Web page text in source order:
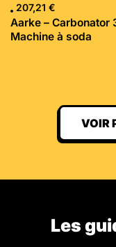
207,21 €
Aarke – Carbonator
Machine à soda
VOIR
Les